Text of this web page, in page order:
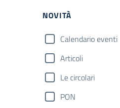
NOVITÀ
Calendario eventi
Articoli
Le circolari
PON